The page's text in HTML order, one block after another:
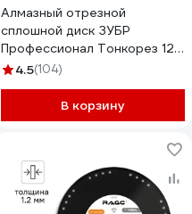
Алмазный отрезной
сплошной диск ЗУБР
Профессионал Тонкорез 125
мм, по керамограниту,
4.5(104)
В корзину